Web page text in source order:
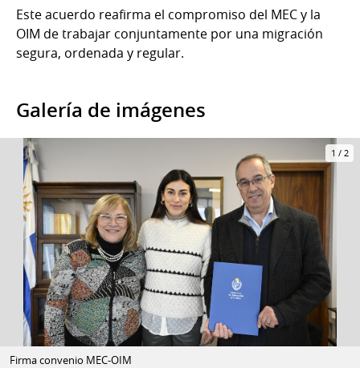
Este acuerdo reafirma el compromiso del MEC y la
OIM de trabajar conjuntamente por una migración
segura, ordenada y regular.
Galería de imágenes
1 / 2
Firma convenio MEC-OIM